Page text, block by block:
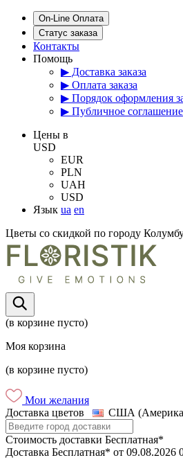
On-Line Оплата
Статус заказа
Контакты
Помощь
▶ Доставка заказа
▶ Оплата заказа
▶ Порядок оформления
▶ Публичное соглашение
Цены в
USD
EUR
PLN
UAH
USD
Язык ua en
Цветы со скидкой по городу
(в корзине пусто)
Моя корзина
(в корзине пусто)
Мои желания
Доставка цветов
США
Стоимость доставки Бесплатная*
Доставка Бесплатная* от 09.08.2026